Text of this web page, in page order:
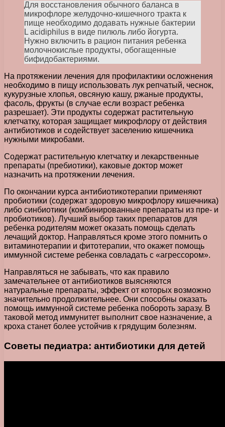
Для восстановления обычного баланса в
микрофлоре желудочно-кишечного тракта к
пище необходимо додавать нужные бактерии
L acidiphilus в виде пилюль либо йогурта.
Нужно включить в рацион питания ребенка
молочнокислые продукты, обогащенные
бифидобактериями.
На протяжении лечения для профилактики осложнения
необходимо в пищу использовать лук репчатый, чеснок,
кукурузные хлопья, овсяную кашу, ржаные продукты,
фасоль, фрукты (в случае если возраст ребенка
разрешает). Эти продукты содержат растительную
клетчатку, которая защищает микрофлору от действия
антибиотиков и содействует заселению кишечника
нужными микробами.
Содержат растительную клетчатку и лекарственные
препараты (пребиотики), каковые доктор может
назначить на протяжении лечения.
По окончании курса антибиотикотерапии применяют
пробиотики (содержат здоровую микрофлору кишечника)
либо синбиотики (комбинированные препараты из пре- и
пробиотиков). Лучший выбор таких препаратов для
ребенка родителям может оказать помощь сделать
лечащий доктор. Направляться кроме этого помнить о
витаминотерапии и фитотерапии, что окажет помощь
иммунной системе ребенка совладать с «агрессором».
Направляться не забывать, что как правило
замечательнее от антибиотиков выясняются
натуральные препараты, эффект от которых возможно
значительно продолжительнее. Они способны оказать
помощь иммунной системе ребенка побороть заразу. В
таковой метод иммунитет выполнит свое назначение, а
кроха станет более устойчив к грядущим болезням.
Советы педиатра: антибиотики для детей